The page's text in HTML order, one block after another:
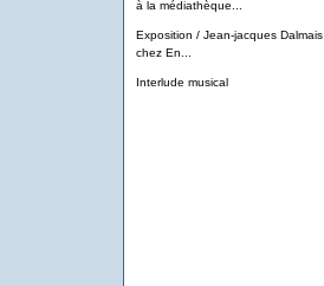
à la médiathèque...
Exposition / Jean-jacques Dalmais
chez En...
Interlude musical